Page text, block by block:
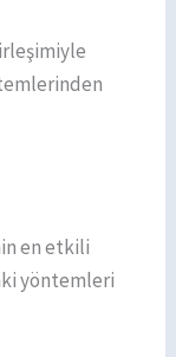
en etkili
yöntemleri